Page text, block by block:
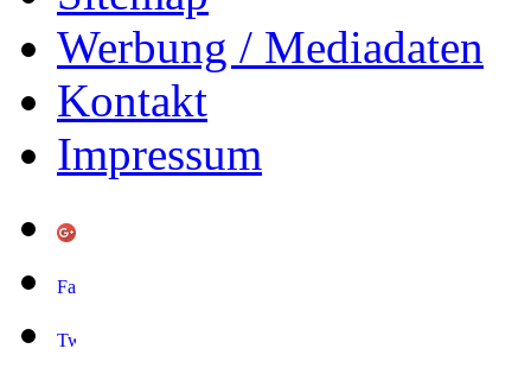
Werbung / Mediadaten
Kontakt
Impressum